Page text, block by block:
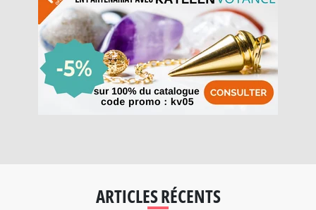
ARTICLES RÉCENTS